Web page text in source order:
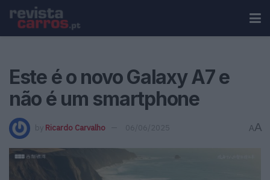
Este é o novo Galaxy A7 e
não é um smartphone
by Ricardo Carvalho 06/06/2025 AA